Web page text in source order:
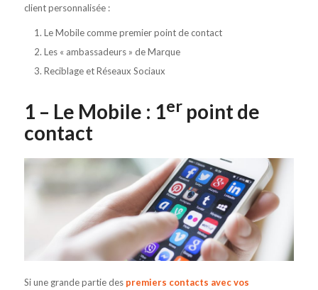
client personnalisée :
Le Mobile comme premier point de contact
Les « ambassadeurs » de Marque
Reciblage et Réseaux Sociaux
1 – Le Mobile : 1erpoint de
contact
Si une grande partie des premiers contacts avec vos